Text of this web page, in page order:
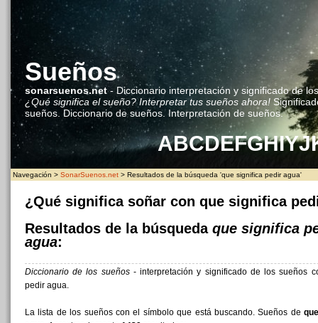
Sueños
sonarsuenos.net- Diccionario interpretación y significado de
¿Qué significa el sueño? Interpretar tus sueños ahora!
sueños. Diccionario de sueños. Interpretación de sueños.
ABCDEFGHIYJ
Navegación > SonarSuenos.net > Resultados de la búsqueda 'que significa pedir agua'
¿Qué significa soñar con que significa
Resultados de la búsqueda que significa
agua:
Diccionario de los sueños- interpretación y significado de los sueños
pedir agua.
La lista de los sueños con el símbolo que está buscando. Sueños de